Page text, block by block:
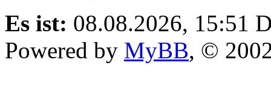
Es ist: 08.08.2026, 15:51
Powered by MyBB, ©